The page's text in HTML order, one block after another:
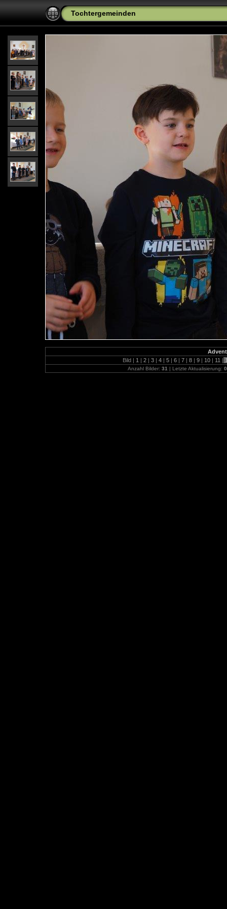
Tochtergemeinden
Bild | 1 | 2 | 3 | 4 | 5 | 6 | 7 | 8 | 9 | 10 | 11 |
Anzahl Bilder: 31 | Letzte Aktualisierung: